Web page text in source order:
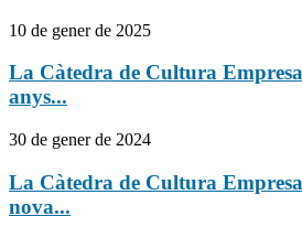
10 de gener de 2025
La Càtedra de Cultura
anys...
30 de gener de 2024
La Càtedra de Cultura
nova...